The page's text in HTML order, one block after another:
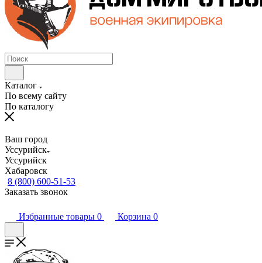
Каталог
По всему сайту
По каталогу
Ваш город
Уссурийск
Уссурийск
Хабаровск
8 (800) 600-51-53
Заказать звонок
Избранные товары 0 Корзина 0